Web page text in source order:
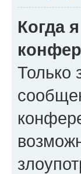
Когда
Только